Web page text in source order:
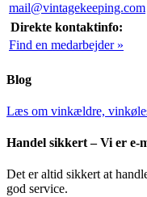
mail@vintagekeeping.com
Direkte kontaktinfo:
Find en medarbejder »
Blog
Læs om vinkældre,
Handel sikkert – Vi er e-
Det er altid sikkert at
god service.